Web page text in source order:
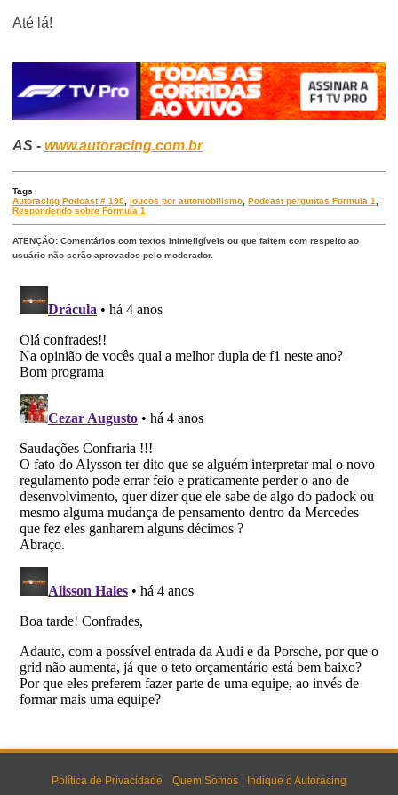
Até lá!
AS -www.autoracing.com.br
Tags
Autoracing Podcast # 190,loucos por automobilismo,Podcast perguntas Formula 1,
Respondendo sobre Fórmula 1
ATENÇÃO: Comentários com textos ininteligíveis ou que faltem com respeito ao
usuário não serão aprovados pelo moderador.
Política de Privacidade Quem Somos
Indique o Autoracing